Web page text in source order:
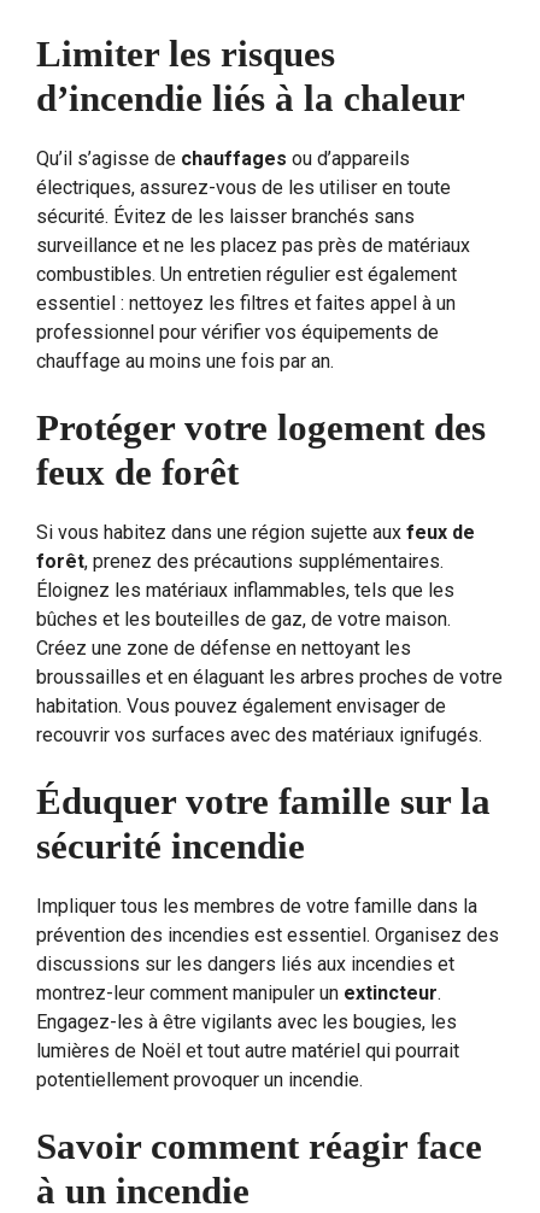
Limiter les risques
d’incendie liés à la chaleur
Qu’il s’agisse de chauffages ou d’appareils
électriques, assurez-vous de les utiliser en toute
sécurité. Évitez de les laisser branchés sans
surveillance et ne les placez pas près de matériaux
combustibles. Un entretien régulier est également
essentiel : nettoyez les filtres et faites appel à un
professionnel pour vérifier vos équipements de
chauffage au moins une fois par an.
Protéger votre logement des
feux de forêt
Si vous habitez dans une région sujette aux feux de
forêt, prenez des précautions supplémentaires.
Éloignez les matériaux inflammables, tels que les
bûches et les bouteilles de gaz, de votre maison.
Créez une zone de défense en nettoyant les
broussailles et en élaguant les arbres proches de votre
habitation. Vous pouvez également envisager de
recouvrir vos surfaces avec des matériaux ignifugés.
Éduquer votre famille sur la
sécurité incendie
Impliquer tous les membres de votre famille dans la
prévention des incendies est essentiel. Organisez des
discussions sur les dangers liés aux incendies et
montrez-leur comment manipuler un extincteur.
Engagez-les à être vigilants avec les bougies, les
lumières de Noël et tout autre matériel qui pourrait
potentiellement provoquer un incendie.
Savoir comment réagir face
à un incendie